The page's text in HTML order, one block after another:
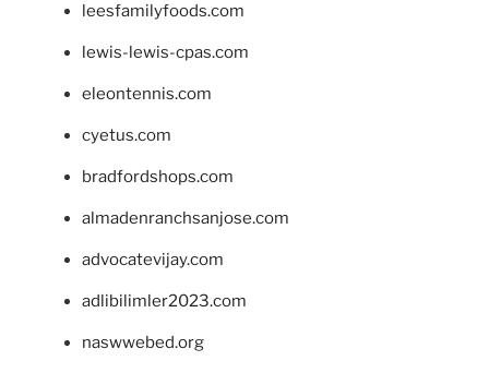
leesfamilyfoods.com
lewis-lewis-cpas.com
eleontennis.com
cyetus.com
bradfordshops.com
almadenranchsanjose.com
advocatevijay.com
adlibilimler2023.com
naswwebed.org